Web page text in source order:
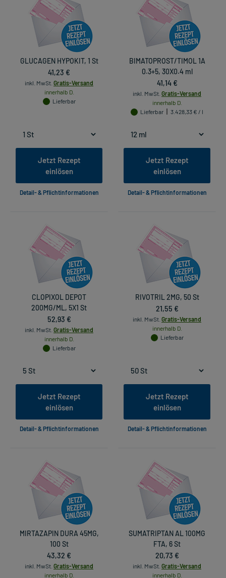
GLUCAGEN HYPOKIT, 1 St
41,23 €
inkl. MwSt. Gratis-Versand
innerhalb D.
Lieferbar
Jetzt Rezept
einlösen
Detail- & Pflichtinformationen
BIMATOPROST/TIMOL 1A
0.3+5, 30X0.4 ml
41,14 €
inkl. MwSt. Gratis-Versand
innerhalb D.
Lieferbar
3.428,33 € / l
Jetzt Rezept
einlösen
Detail- & Pflichtinformationen
CLOPIXOL DEPOT
200MG/ML, 5X1 St
52,93 €
inkl. MwSt. Gratis-Versand
innerhalb D.
Lieferbar
Jetzt Rezept
einlösen
Detail- & Pflichtinformationen
RIVOTRIL 2MG, 50 St
21,55 €
inkl. MwSt. Gratis-Versand
innerhalb D.
Lieferbar
Jetzt Rezept
einlösen
Detail- & Pflichtinformationen
MIRTAZAPIN DURA 45MG,
100 St
43,32 €
inkl. MwSt. Gratis-Versand
innerhalb D.
SUMATRIPTAN AL 100MG
FTA, 6 St
20,73 €
inkl. MwSt. Gratis-Versand
innerhalb D.